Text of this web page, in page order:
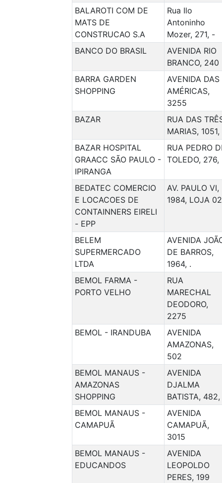
BALAROTI COM DE
MATS DE
CONSTRUCAO S.A
Rua Ilo
Antoninho
Mozer, 271, -
BANCO DO BRASIL
AVENIDA RIO
BRANCO, 240
BARRA GARDEN
SHOPPING
AVENIDA DAS
AMÉRICAS,
3255
BAZAR
RUA DAS
MARIAS,
BAZAR HOSPITAL
GRAACC SÃO PAULO -
IPIRANGA
RUA PEDRO
TOLEDO, 276,
BEDATEC COMERCIO
E LOCACOES DE
CONTAINNERS EIRELI
- EPP
AV. PAULO VI,
1984, LOJA 02
BELEM
SUPERMERCADO
LTDA
AVENIDA
DE BARROS,
1964, .
BEMOL FARMA -
PORTO VELHO
RUA
MARECHAL
DEODORO,
2275
BEMOL - IRANDUBA
AVENIDA
AMAZONAS,
502
BEMOL MANAUS -
AMAZONAS
SHOPPING
AVENIDA
DJALMA
BATISTA,
BEMOL MANAUS -
CAMAPUÃ
AVENIDA
CAMAPUÃ,
3015
BEMOL MANAUS -
EDUCANDOS
AVENIDA
LEOPOLDO
PERES, 199